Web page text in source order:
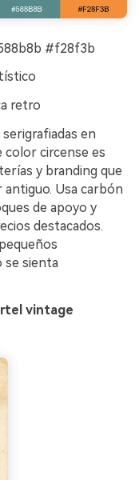
#f28f3b
retro
en
color circense es
y branding que
antiguo. Usa carbón
de apoyo y
destacados.
se sienta
vintage